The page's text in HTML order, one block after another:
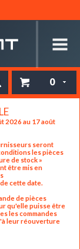
0
2026 au 17 août
seront
les pièces
de stock »
être mis en
cette date.
de pièces
qu'elle puisse être
les commandes
leur réouverture